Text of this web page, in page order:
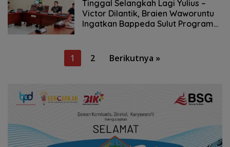
Tinggal Selangkah Lagi Yulius –
Victor Dilantik, Braien Waworuntu
Ingatkan Bappeda Sulut Program
1 2 Berikutnya »